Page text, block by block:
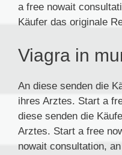
a free nowait
Käufer das originale
Viagra in
An diese senden die
ihres Arztes. Start a
diese senden die
Arztes. Start a free
nowait consultation,